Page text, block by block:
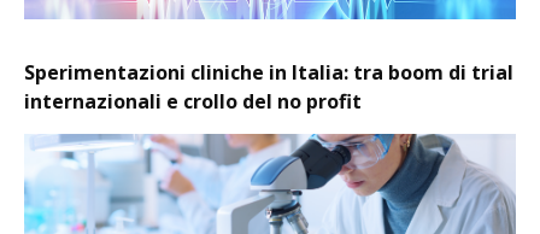
Sperimentazioni cliniche in Italia: tra boom di trial
internazionali e crollo del no profit